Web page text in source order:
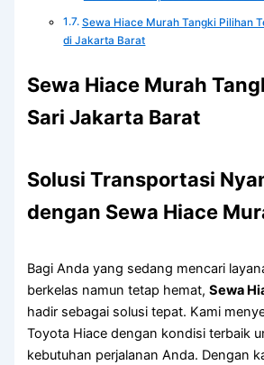
Sewa Hiace Murah Tangki Pilihan
di Jakarta Barat
Sewa Hiace Murah
Sari Jakarta Barat
Solusi Transportasi
dengan Sewa Hiace
Bagi Anda yang sedang mencari
berkelas namun tetap hemat,Sewa
hadir sebagai solusi tepat. Kami
Toyota Hiace dengan kondisi terbaik
kebutuhan perjalanan Anda. Dengan